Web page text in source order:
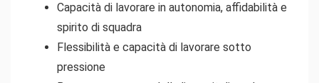
Capacità di lavorare in autonomia, affidabilità e
spirito di squadra
Flessibilità e capacità di lavorare sotto
pressione